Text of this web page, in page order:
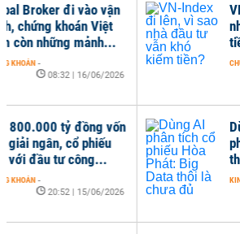
Global Broker đi vào vận
hành, chứng khoán Việt
Nam còn những mảnh...
CHỨNG KHOÁN -
Gần 800.000 tỷ đồng vốn
chờ giải ngân, cổ phiếu
gắn với đầu tư công...
CHỨNG KHOÁN -
20:52 | 15/06/2026